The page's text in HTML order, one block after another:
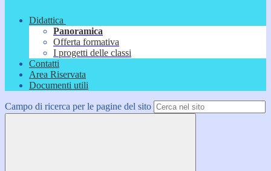
Didattica
Panoramica
Offerta formativa
I progetti delle classi
Contatti
Area Riservata
Documenti utili
Campo di ricerca per le pagine del sito